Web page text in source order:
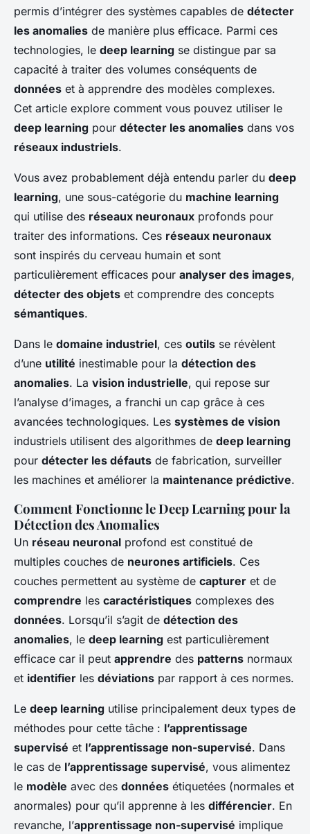
permis d’intégrer des systèmes capables de détecter
les anomalies de manière plus efficace. Parmi ces
technologies, le deep learning se distingue par sa
capacité à traiter des volumes conséquents de
données et à apprendre des modèles complexes.
Cet article explore comment vous pouvez utiliser le
deep learning pour détecter les anomalies dans vos
réseaux industriels.
Vous avez probablement déjà entendu parler du deep
learning, une sous-catégorie du machine learning
qui utilise des réseaux neuronaux profonds pour
traiter des informations. Ces réseaux neuronaux
sont inspirés du cerveau humain et sont
particulièrement efficaces pour analyser des images,
détecter des objets et comprendre des concepts
sémantiques.
Dans le domaine industriel, ces outils se révèlent
d’une utilité inestimable pour la détection des
anomalies. La vision industrielle, qui repose sur
l’analyse d’images, a franchi un cap grâce à ces
avancées technologiques. Les systèmes de vision
industriels utilisent des algorithmes de deep learning
pour détecter les défauts de fabrication, surveiller
les machines et améliorer la maintenance prédictive.
Comment Fonctionne le Deep Learning pour la
Détection des Anomalies
Un réseau neuronal profond est constitué de
multiples couches de neurones artificiels. Ces
couches permettent au système de capturer et de
comprendre les caractéristiques complexes des
données. Lorsqu’il s’agit de détection des
anomalies, le deep learning est particulièrement
efficace car il peut apprendre des patterns normaux
et identifier les déviations par rapport à ces normes.
Le deep learning utilise principalement deux types de
méthodes pour cette tâche : l’apprentissage
supervisé et l’apprentissage non-supervisé. Dans
le cas de l’apprentissage supervisé, vous alimentez
le modèle avec des données étiquetées (normales et
anormales) pour qu’il apprenne à les différencier. En
revanche, l’apprentissage non-supervisé implique